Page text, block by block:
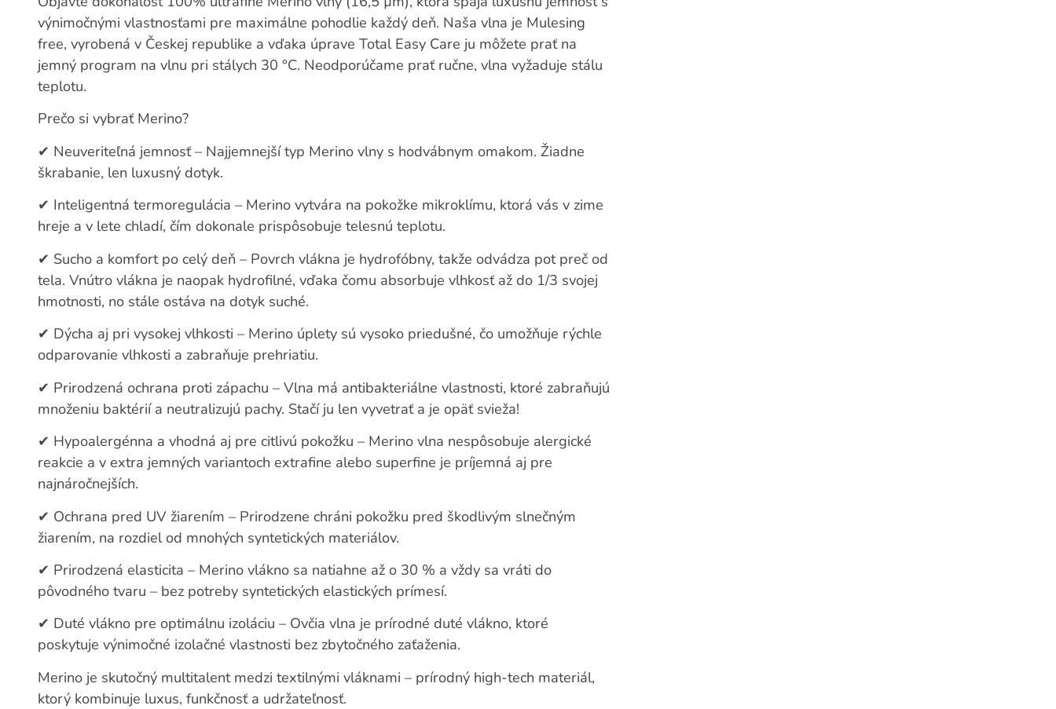
výnimočnými vlastnosťami pre maximálne pohodlie každý deň. Naša vlna je Mulesing
free, vyrobená v Českej republike a vďaka úprave Total Easy Care ju môžete prať na
jemný program na vlnu pri stálych 30 °C. Neodporúčame prať ručne, vlna vyžaduje stálu
teplotu.
Prečo si vybrať Merino?
✔ Neuveriteľná jemnosť – Najjemnejší typ Merino vlny s hodvábnym omakom. Žiadne
škrabanie, len luxusný dotyk.
✔ Inteligentná termoregulácia – Merino vytvára na pokožke mikroklímu, ktorá vás v zime
hreje a v lete chladí, čím dokonale prispôsobuje telesnú teplotu.
✔ Sucho a komfort po celý deň – Povrch vlákna je hydrofóbny, takže odvádza pot preč od
tela. Vnútro vlákna je naopak hydrofilné, vďaka čomu absorbuje vlhkosť až do 1/3 svojej
hmotnosti, no stále ostáva na dotyk suché.
✔ Dýcha aj pri vysokej vlhkosti – Merino úplety sú vysoko priedušné, čo umožňuje rýchle
odparovanie vlhkosti a zabraňuje prehriatiu.
✔ Prirodzená ochrana proti zápachu – Vlna má antibakteriálne vlastnosti, ktoré zabraňujú
množeniu baktérií a neutralizujú pachy. Stačí ju len vyvetrať a je opäť svieža!
✔ Hypoalergénna a vhodná aj pre citlivú pokožku – Merino vlna nespôsobuje alergické
reakcie a v extra jemných variantoch extrafine alebo superfine je príjemná aj pre
najnáročnejších.
✔ Ochrana pred UV žiarením – Prirodzene chráni pokožku pred škodlivým slnečným
žiarením, na rozdiel od mnohých syntetických materiálov.
✔ Prirodzená elasticita – Merino vlákno sa natiahne až o 30 % a vždy sa vráti do
pôvodného tvaru – bez potreby syntetických elastických prímesí.
✔ Duté vlákno pre optimálnu izoláciu – Ovčia vlna je prírodné duté vlákno, ktoré
poskytuje výnimočné izolačné vlastnosti bez zbytočného zaťaženia.
Merino je skutočný multitalent medzi textilnými vláknami – prírodný high-tech materiál,
ktorý kombinuje luxus, funkčnosť a udržateľnosť.